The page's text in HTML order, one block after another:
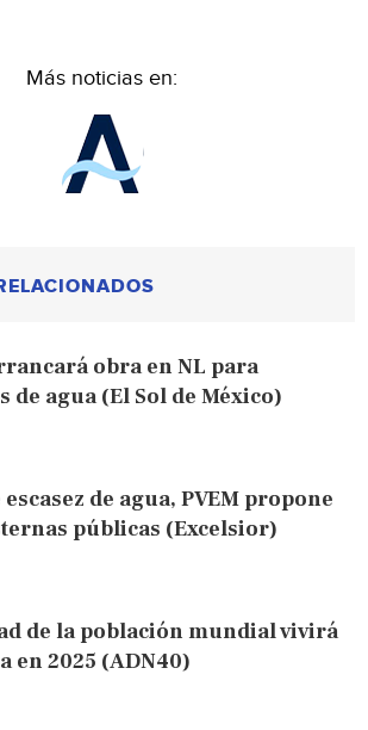
Más noticias en:
obra en NL para
agua (El Sol de México)
escasez de agua, PVEM propone
públicas (Excelsior)
de la población mundial vivirá
en 2025 (ADN40)